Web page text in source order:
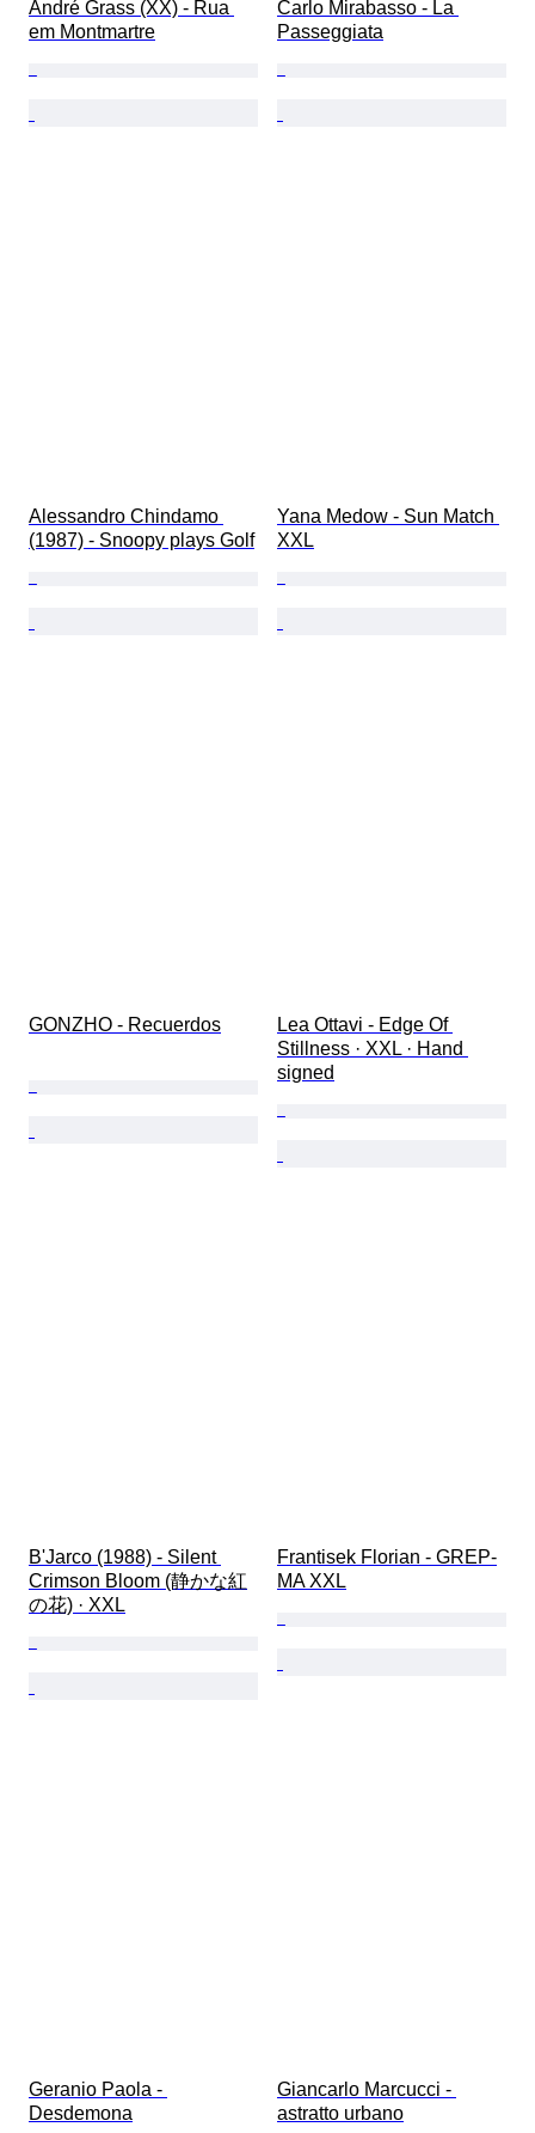
André Grass (XX) - Rua
em Montmartre
Carlo Mirabasso - La
Passeggiata
Alessandro Chindamo
(1987) - Snoopy plays Golf
Yana Medow - Sun Match
XXL
GONZHO - Recuerdos
Lea Ottavi - Edge Of
Stillness · XXL · Hand
signed
B'Jarco (1988) - Silent
Crimson Bloom (静かな紅
の花) · XXL
Frantisek Florian - GREP-
MA XXL
Geranio Paola -
Desdemona
Giancarlo Marcucci -
astratto urbano